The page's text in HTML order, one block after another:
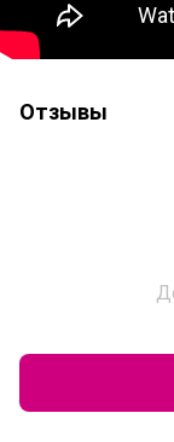
Отзывы